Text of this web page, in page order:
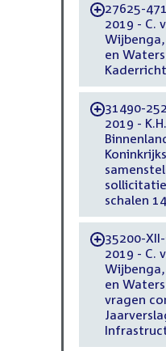
-27625-
2019 - C.
en
-31490-
2019 -
schalen
-35200-
2019 - C.
en
vragen